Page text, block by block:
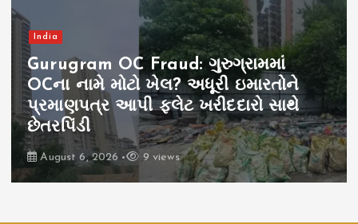
India
Gurugram OC Fraud: ગુરુગ્રામમાં
OCના નામે મોટો ખેલ? અધૂરી ઇમારતોને
પ્રમાણપત્ર આપી ફ્લેટ ખરીદદારો સાથે
છેતરપિંડી
August 6, 2026 9 views